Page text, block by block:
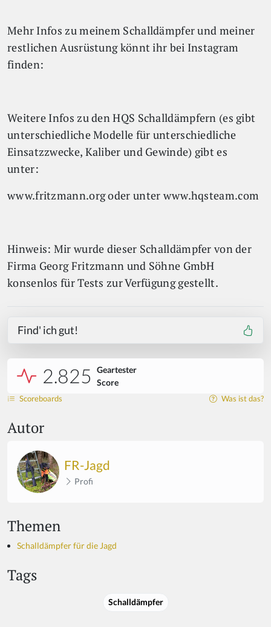
Mehr Infos zu meinem Schalldämpfer und meiner
restlichen Ausrüstung könnt ihr bei Instagram
finden:
Weitere Infos zu den HQS Schalldämpfern (es gibt
unterschiedliche Modelle für unterschiedliche
Einsatzzwecke, Kaliber und Gewinde) gibt es
unter:
www.fritzmann.org oder unter www.hqsteam.com
Hinweis: Mir wurde dieser Schalldämpfer von der
Firma Georg Fritzmann und Söhne GmbH
konsenlos für Tests zur Verfügung gestellt.
Find' ich gut!
2.825
Geartester
Score
Scoreboards Was ist das?
Autor
FR-Jagd
Profi
Themen
Schalldämpfer für die Jagd
Tags
Schalldämpfer